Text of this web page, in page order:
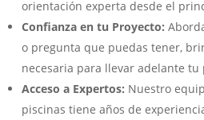
orientación experta desde el
Confianza en tu Proyecto:
o pregunta que puedas tener,
necesaria para llevar adelante tu
Acceso a Expertos: Nuestro
piscinas tiene años de